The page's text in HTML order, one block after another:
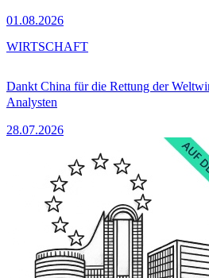
01.08.2026
Dankt China für die Rettung der
Analysten
28.07.2026
WIRTSCHAFT